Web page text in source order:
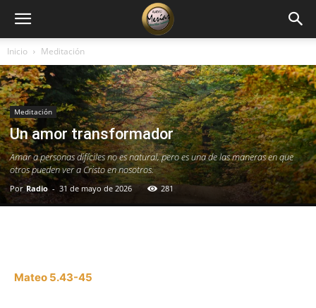
Inicio Meditación
Meditación
Un amor transformador
Amar a personas difíciles no es natural, pero es una de las maneras en que
otros pueden ver a Cristo en nosotros.
Por Radio - 31 de mayo de 2026 281
Mateo 5.43-45